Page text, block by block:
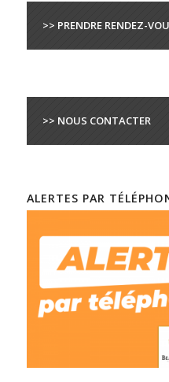
>> PRENDRE RENDEZ-
>> NOUS CONTACTER
ALERTES PAR